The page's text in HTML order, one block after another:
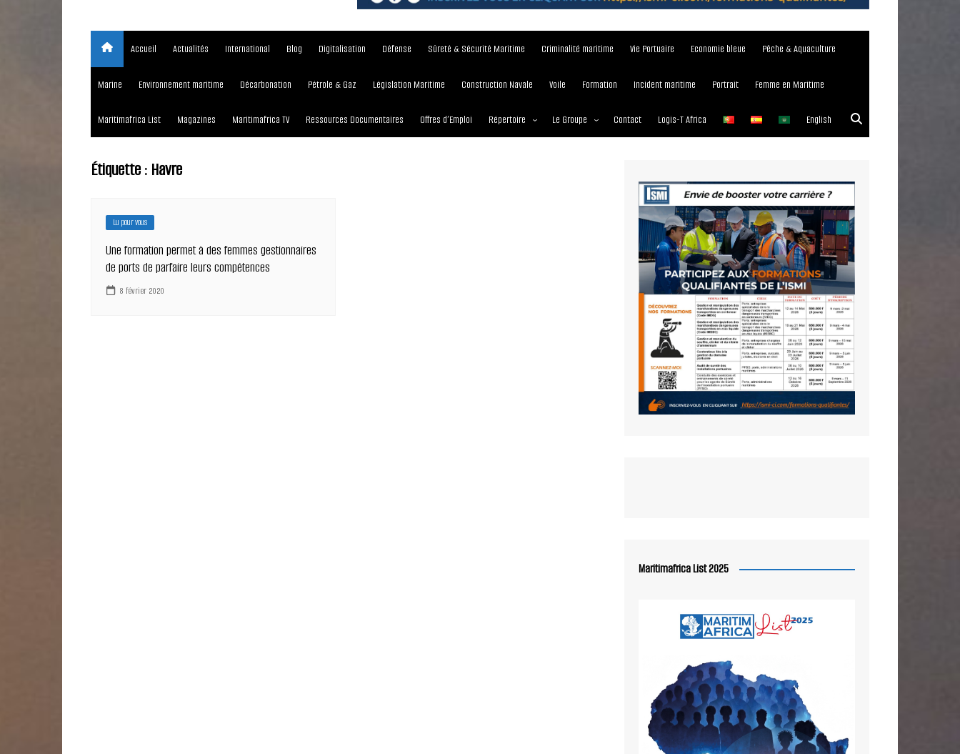
Accueil Actualités International Blog Digitalisation Défense Sûreté & Sécurité Maritime Criminalité maritime Vie Portuaire Economie bleue Pêche & Aquaculture
Marine Environnement maritime Décarbonation Pétrole & Gaz Législation Maritime Construction Navale Voile Formation Incident maritime Portrait Femme en Maritime
Maritimafrica List Magazines Maritimafrica TV Ressources Documentaires Offres d’Emploi Répertoire Le Groupe
Media Partner 2019 – 2023
Contact Logis-T Africa English
Étiquette : Havre
Lu pour vous
Une formation permet à des femmes gestionnaires
de ports de parfaire leurs compétences
8 février 2020
Maritimafrica List 2025